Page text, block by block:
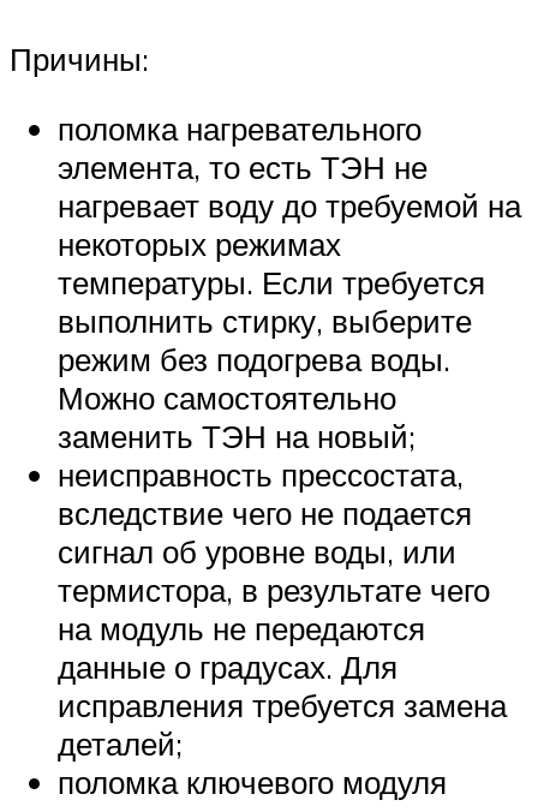
Причины:
поломка нагревательного
элемента, то есть ТЭН не
нагревает воду до требуемой на
некоторых режимах
температуры. Если требуется
выполнить стирку, выберите
режим без подогрева воды.
Можно самостоятельно
заменить ТЭН на новый;
неисправность прессостата,
вследствие чего не подается
сигнал об уровне воды, или
термистора, в результате чего
на модуль не передаются
данные о градусах. Для
исправления требуется замена
деталей;
поломка ключевого модуля